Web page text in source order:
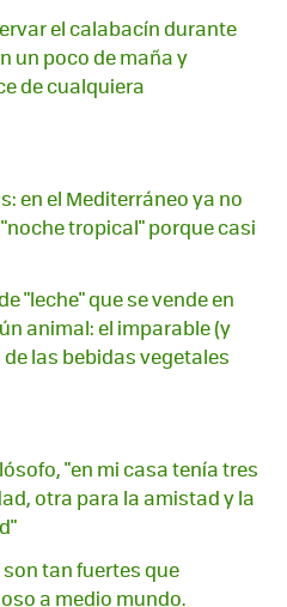
el calabacín durante
un poco de maña y
de cualquiera
en el Mediterráneo ya no
tropical" porque casi
"leche" que se vende en
animal: el imparable (y
las bebidas vegetales
"en mi casa tenía tres
otra para la amistad y la
son tan fuertes que
a medio mundo.